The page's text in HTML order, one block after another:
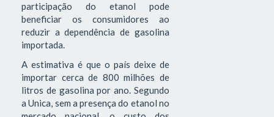
participação do etanol pode
beneficiar os consumidores ao
reduzir a dependência de gasolina
importada.
A estimativa é que o país deixe de
importar cerca de 800 milhões de
litros de gasolina por ano. Segundo
a Unica, sem a presença do etanol no